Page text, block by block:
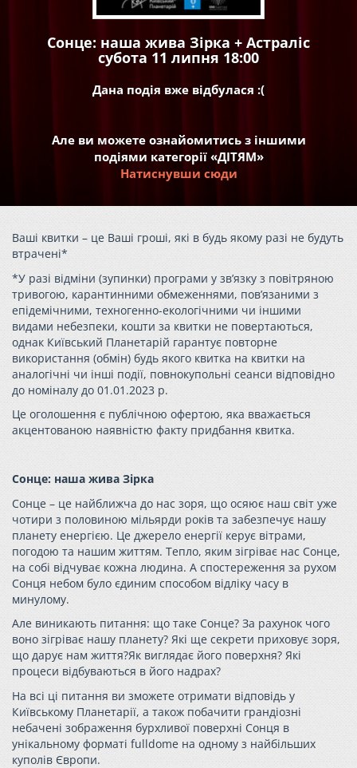
Сонце: наша жива Зірка + Астраліс
субота 11 липня 18:00
Дана подія вже відбулася :(
Але ви можете ознайомитись з іншими
подіями категорії «ДІТЯМ»
Натиснувши сюди
Ваші квитки – це Ваші гроші, які в будь якому разі не будуть
втрачені*
*У разі відміни (зупинки) програми у зв’язку з повітряною
тривогою, карантинними обмеженнями, пов’язаними з
епідемічними, техногенно-екологічними чи іншими
видами небезпеки, кошти за квитки не повертаються,
однак Київський Планетарій гарантує повторне
використання (обмін) будь якого квитка на квитки на
аналогічні чи інші події, повнокупольні сеанси відповідно
до номіналу до 01.01.2023 р.
Це оголошення є публічною офертою, яка вважається
акцентованою наявністю факту придбання квитка.
Сонце: наша жива Зірка
Сонце – це найближча до нас зоря, що осяює наш світ уже
чотири з половиною мільярди років та забезпечує нашу
планету енергією. Це джерело енергії керує вітрами,
погодою та нашим життям. Тепло, яким зігріває нас Сонце,
на собі відчуває кожна людина. А спостереження за рухом
Сонця небом було єдиним способом відліку часу в
минулому.
Але виникають питання: що таке Сонце? За рахунок чого
воно зігріває нашу планету? Які ще секрети приховує зоря,
що дарує нам життя?Як виглядає його поверхня? Які
процеси відбуваються в його надрах?
На всі ці питання ви зможете отримати відповідь у
Київському Планетарії, а також побачити грандіозні
небачені зображення бурхливої поверхні Сонця в
унікальному форматі fulldome на одному з найбільших
куполів Європи.